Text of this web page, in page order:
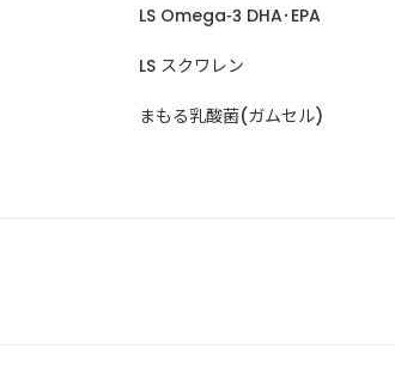
LS Omega-3 DHA･EPA
LS スクワレン
まもる乳酸菌(ガムセル)